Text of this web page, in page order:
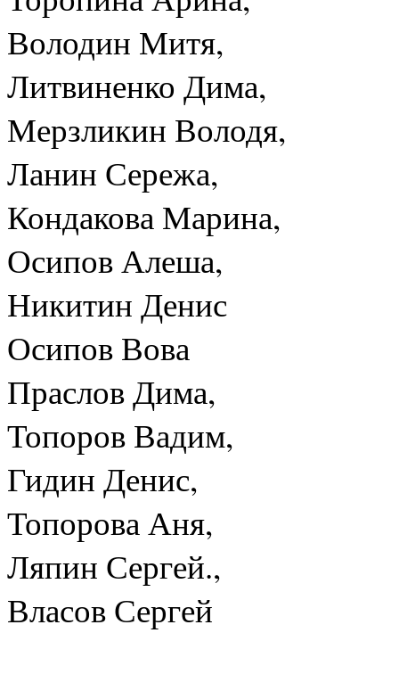
Володин Митя,
Литвиненко Дима,
Мерзликин Володя,
Ланин Сережа,
Кондакова Марина,
Осипов Алеша,
Никитин Денис
Осипов Вова
Праслов Дима,
Топоров Вадим,
Гидин Денис,
Топорова Аня,
Ляпин Сергей.,
Власов Сергей